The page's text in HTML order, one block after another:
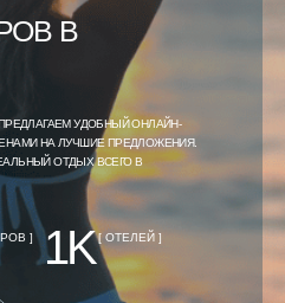
В
УДОБНЫЙ ОНЛАЙН-
НА ЛУЧШИЕ ПРЕДЛОЖЕНИЯ.
ОТДЫХ ВСЕГО В
1K
] [ ОТЕЛЕЙ ]